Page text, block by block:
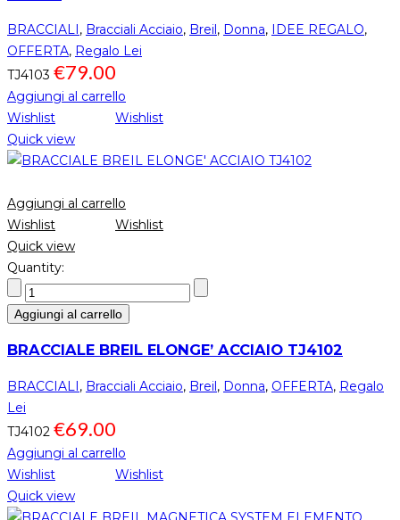
BRACCIALI, Bracciali Acciaio, Breil, Donna, IDEE REGALO,
OFFERTA, Regalo Lei
TJ4103 €79.00
Aggiungi al carrello
Wishlist
Wishlist
Quick view
Aggiungi al carrello
Wishlist
Wishlist
Quick view
Quantity:
Aggiungi al carrello
BRACCIALE BREIL ELONGE’ ACCIAIO TJ4102
BRACCIALI, Bracciali Acciaio, Breil, Donna, OFFERTA, Regalo
Lei
TJ4102 €69.00
Aggiungi al carrello
Wishlist
Wishlist
Quick view